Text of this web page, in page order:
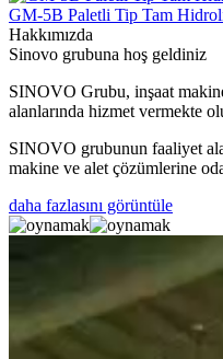
GM-5B Paletli Tip Tam
Hakkımızda
Sinovo grubuna hoş geldiniz
SINOVO Grubu, inşaat
alanlarında hizmet vermekte
SINOVO grubunun faaliyet
makine ve alet çözümlerine
daha fazlasını görüntüle